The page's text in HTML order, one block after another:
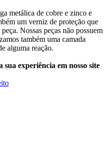
metálica de cobre e zinco e
um verniz de proteção que
Nossas peças não possuem
também uma camada
alguma reação.
experiência em nosso site